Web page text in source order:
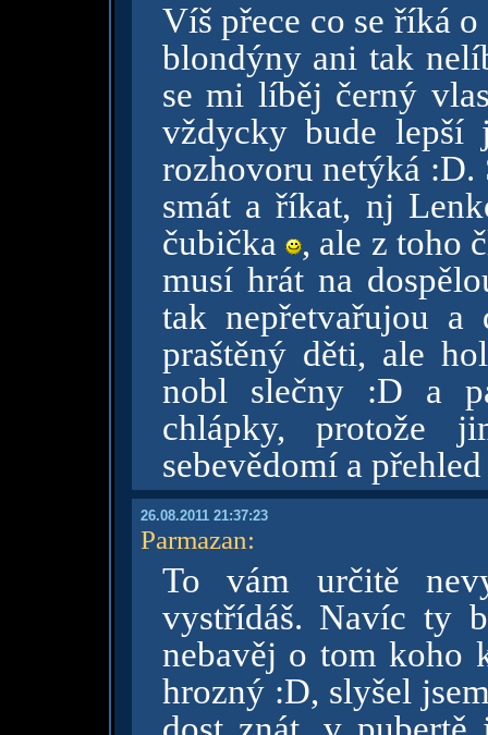
Víš přece co se říká
blondýny ani tak
se mi líběj černý
vždycky bude lepší
rozhovoru netýká :D.
smát a říkat, nj
čubička
, ale z toho
musí hrát na
tak nepřetvařujou a
praštěný děti, ale
nobl slečny :D a
chlápky, protože
sebevědomí a
26.08.2011 21:37:23
Parmazan:
To vám určitě
vystřídáš. Navíc ty
nebavěj o tom koho
hrozný :D, slyšel